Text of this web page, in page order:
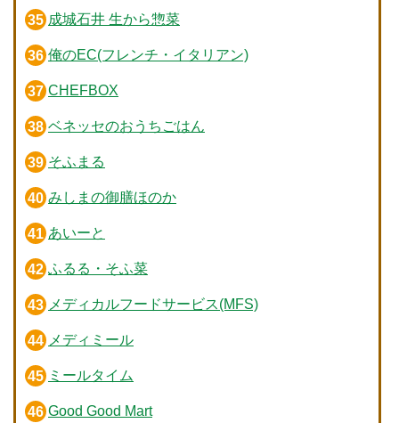
成城石井 生から惣菜
俺のEC(フレンチ・イタリアン)
CHEFBOX
ベネッセのおうちごはん
そふまる
みしまの御膳ほのか
あいーと
ふるる・そふ菜
メディカルフードサービス(MFS)
メディミール
ミールタイム
Good Good Mart